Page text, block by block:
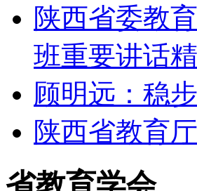
陕西省委教
班重要讲话
顾明远：稳
陕西省教育